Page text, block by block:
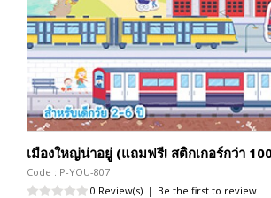
เมืองใหญ่น่าอยู่ (แถมฟรี! สติกเกอร์กว่า
Code : P-YOU-807
0 Review(s) | Be the first to review